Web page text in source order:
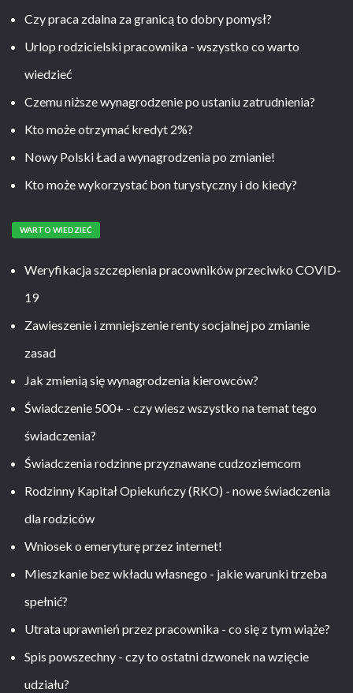
Czy praca zdalna za granicą to dobry pomysł?
Urlop rodzicielski pracownika - wszystko co warto
wiedzieć
Czemu niższe wynagrodzenie po ustaniu zatrudnienia?
Kto może otrzymać kredyt 2%?
Nowy Polski Ład a wynagrodzenia po zmianie!
Kto może wykorzystać bon turystyczny i do kiedy?
WARTO WIEDZIEĆ
Weryfikacja szczepienia pracowników przeciwko COVID-
19
Zawieszenie i zmniejszenie renty socjalnej po zmianie
zasad
Jak zmienią się wynagrodzenia kierowców?
Świadczenie 500+ - czy wiesz wszystko na temat tego
świadczenia?
Świadczenia rodzinne przyznawane cudzoziemcom
Rodzinny Kapitał Opiekuńczy (RKO) - nowe świadczenia
dla rodziców
Wniosek o emeryturę przez internet!
Mieszkanie bez wkładu własnego - jakie warunki trzeba
spełnić?
Utrata uprawnień przez pracownika - co się z tym wiąże?
Spis powszechny - czy to ostatni dzwonek na wzięcie
udziału?